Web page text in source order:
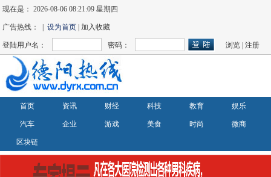
现在是：2026-08-06 08:21:10 星期四
广告热线： |设为首页 | 加入收藏
登陆用户名： 密码： 浏览 |注册
首页 资讯 财经 科技 教育 娱乐
汽车 企业 游戏 美食 时尚 微商
区块链